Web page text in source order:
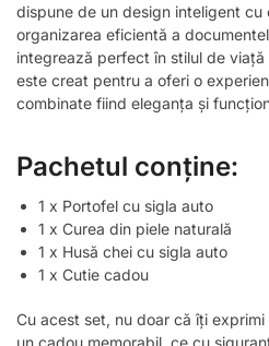
dispune de un design inteligent
organizarea eficientă a
integrează perfect în stilul de viață
este creat pentru a oferi o
combinate fiind eleganța și
Pachetul conține:
1 x Portofel cu sigla auto
1 x Curea din piele naturală
1 x Husă chei cu sigla auto
1 x Cutie cadou
Cu acest set, nu doar că îți
un cadou memorabil, ce cu